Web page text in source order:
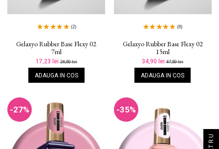
(2)
Gelaxyo Rubber Base Flexy 02
7ml
17,23 lei26,50 lei
ADAUGA IN COS
(8)
Gelaxyo Rubber Base Flexy 02
15ml
34,90 lei47,50 lei
ADAUGA IN COS
-27% -35%